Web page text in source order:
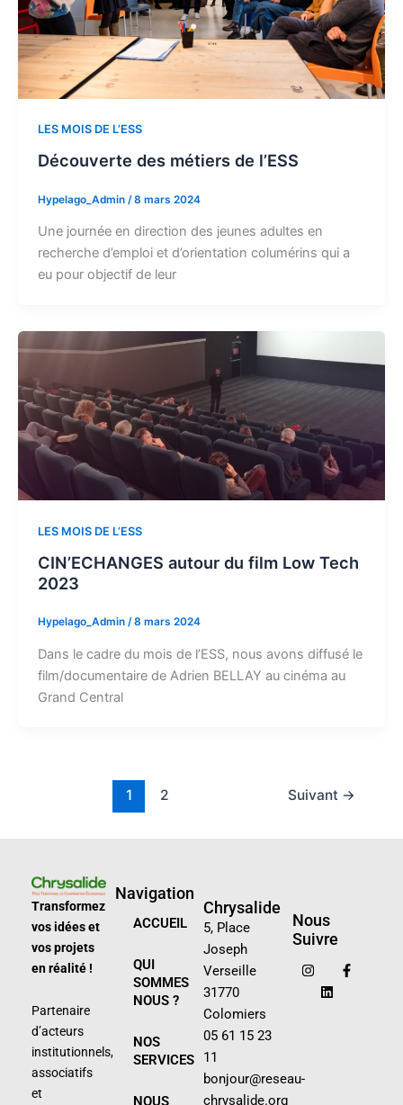
LES MOIS DE L’ESS
Découverte des métiers de l’ESS
Hypelago_Admin /8 mars 2024
Une journée en direction des jeunes adultes en
recherche d’emploi et d’orientation columérins qui a
eu pour objectif de leur
LES MOIS DE L’ESS
CIN’ECHANGES autour du film Low Tech
2023
Hypelago_Admin /8 mars 2024
Dans le cadre du mois de l’ESS, nous avons diffusé le
film/documentaire de Adrien BELLAY au cinéma au
Grand Central
1 2 Suivant →
Transformez
vos idées et
vos projets
en réalité !
Partenaire
d’acteurs
institutionnels,
associatifs
et
Navigation
ACCUEIL
QUI
SOMMES
NOUS ?
NOS
SERVICES
NOUS
Chrysalide
5, Place
Joseph
Verseille
31770
Colomiers
05 61 15 23
11
bonjour@reseau-
chrysalide.org
Nous
Suivre
n
s
a
c
k